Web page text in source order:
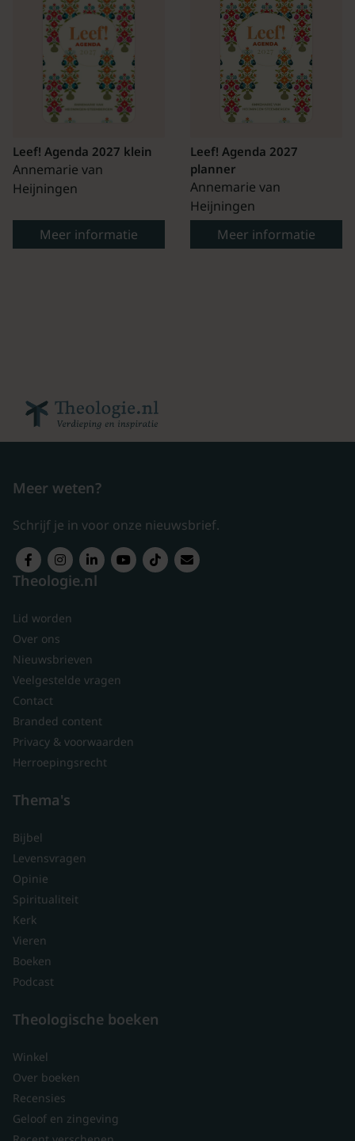
Leef! Agenda 2027 klein
Annemarie van
Heijningen
Meer informatie
Leef! Agenda 2027
planner
Annemarie van
Heijningen
Meer informatie
Meer weten?
Schrijf je in voor onze nieuwsbrief.
Theologie.nl
Lid worden
Over ons
Nieuwsbrieven
Veelgestelde vragen
Contact
Branded content
Privacy & voorwaarden
Herroepingsrecht
Thema's
Bijbel
Levensvragen
Opinie
Spiritualiteit
Kerk
Vieren
Boeken
Podcast
Theologische boeken
Winkel
Over boeken
Recensies
Geloof en zingeving